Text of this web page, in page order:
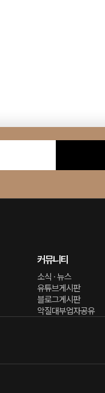
커뮤니티
소식 · 뉴스
유튜브게시판
블로그게시판
악질대부업자공유